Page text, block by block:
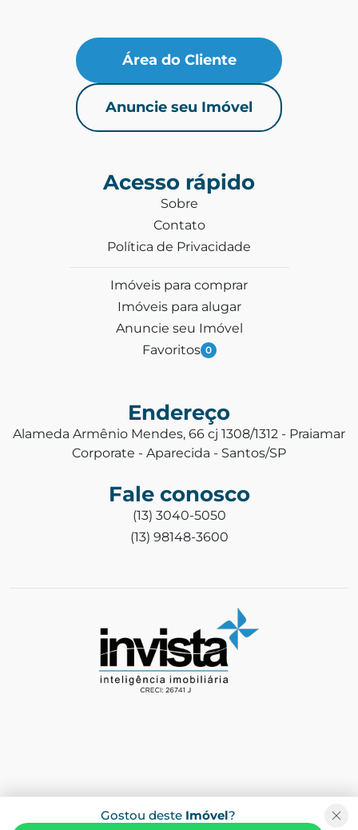
Gostou deste Imóvel?
Área do Cliente
Anuncie seu Imóvel
Acesso rápido
Sobre
Contato
Política de Privacidade
Imóveis para comprar
Imóveis para alugar
Anuncie seu Imóvel
Favoritos 0
Endereço
Alameda Armênio Mendes, 66 cj 1308/1312 - Praiamar
Corporate - Aparecida - Santos/SP
Fale conosco
(13) 3040-5050
(13) 98148-3600